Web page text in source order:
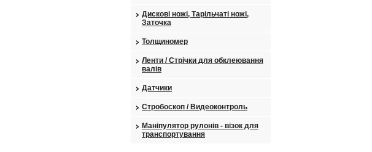
Дискові ножі, Тарільчаті ножі,
Заточка
Толщиномер
Ленти / Стрічки для обклеювання
валів
Датчики
Стробоскоп / Видеоконтроль
Маніпулятор рулонів - візок для
транспортування